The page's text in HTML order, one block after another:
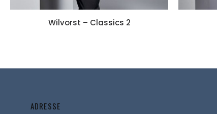
Wilvorst – Classics 2
ADRESSE